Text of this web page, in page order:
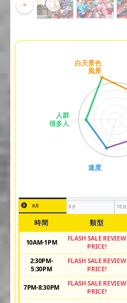
<
8月 9月 10月
時間 類型
10AM-1PM
FLASH SALE REVIEW
PRICE!
2:30PM-
5:30PM
FLASH SALE REVIEW
PRICE!
7PM-8:30PM
FLASH SALE REVIEW
PRICE!